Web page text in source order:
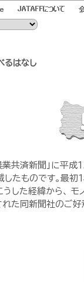
るはなし
共済新聞」に平成１
したものです。最
うした経緯から、
た同新聞社のご好